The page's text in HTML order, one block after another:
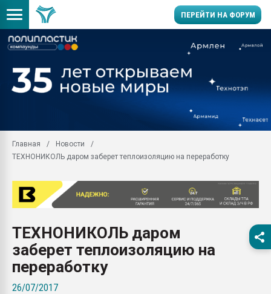
ПЕРЕЙТИ НА ФОРУМ
производство SPC
заводу пластмасс"
Подмосковье, Москва
28.07.2026
28.07.2026
Главная
Новости
ТЕХНОНИКОЛЬ даром заберет теплоизоляцию на переработку
ТЕХНОНИКОЛЬ даром
заберет теплоизоляцию на
переработку
26/07/2017